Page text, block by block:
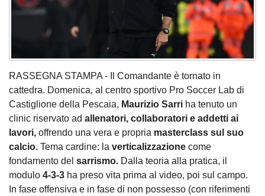
RASSEGNA STAMPA - Il Comandante è tornato in
cattedra. Domenica, al centro sportivo Pro Soccer Lab di
Castiglione della Pescaia, Maurizio Sarri ha tenuto un
clinic riservato ad allenatori, collaboratori e addetti ai
lavori, offrendo una vera e propria masterclass sul suo
calcio. Tema cardine: la verticalizzazione come
fondamento del sarrismo. Dalla teoria alla pratica, il
modulo 4-3-3 ha preso vita prima al video, poi sul campo.
In fase offensiva e in fase di non possesso (con riferimenti